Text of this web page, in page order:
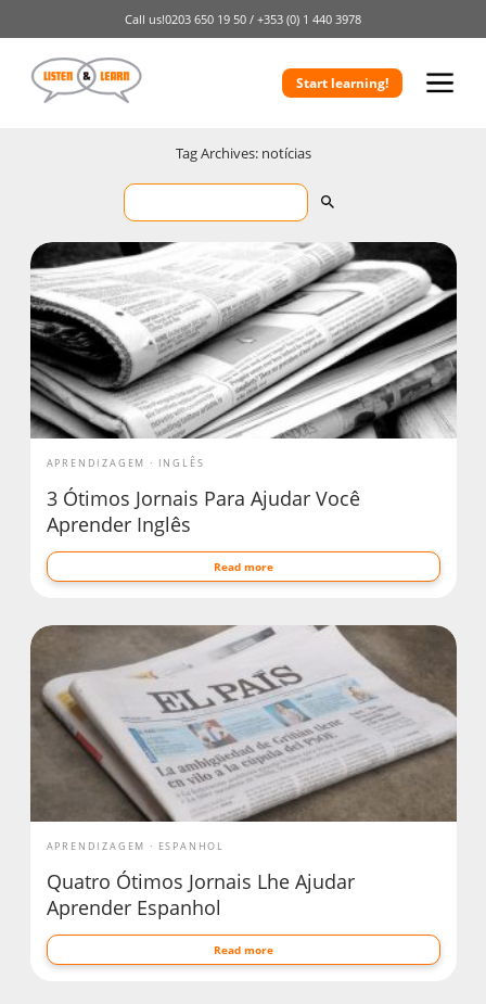
Call us!0203 650 19 50 / +353 (0) 1 440 3978
Start learning!
Tag Archives: notícias
APRENDIZAGEM INGLÊS
3 Ótimos Jornais Para Ajudar Você
Aprender Inglês
Read more
APRENDIZAGEM ESPANHOL
Quatro Ótimos Jornais Lhe Ajudar
Aprender Espanhol
Read more